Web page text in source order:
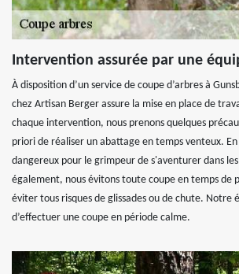
Intervention assurée par une
À disposition d’un service de coupe d’arbres à
chez Artisan Berger assure la mise en place de
chaque intervention, nous prenons quelques
priori de réaliser un abattage en temps venteux.
dangereux pour le grimpeur de s'aventurer dans
également, nous évitons toute coupe en temps de
éviter tous risques de glissades ou de chute. Notre
d’effectuer une coupe en période calme.